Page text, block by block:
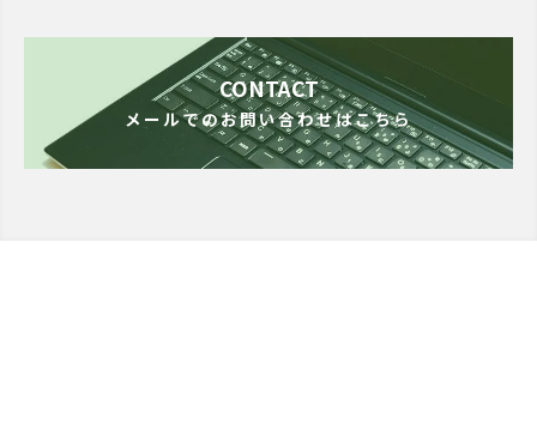
CONTACT
メールでのお問い合わせはこちら